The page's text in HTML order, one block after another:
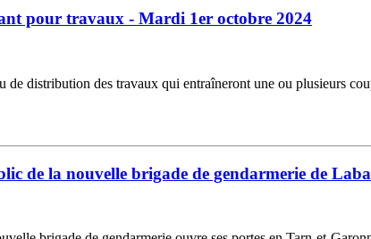
pour travaux - Mardi 1er octobre 2024
de distribution des travaux qui entraîneront une ou plusieurs
de la nouvelle brigade de gendarmerie de